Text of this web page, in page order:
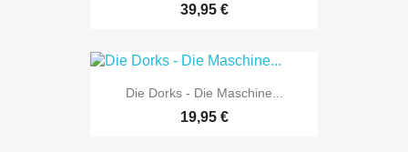
39,95 €
Die Dorks - Die Maschine...
19,95 €